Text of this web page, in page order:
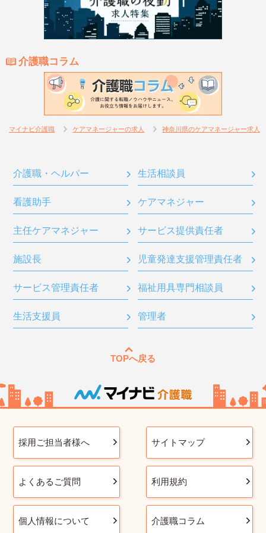
介護職コラム
マイナビ介護職 ケアマネージャーの求人 神奈川県のケアマネージャー求人
介護職・ヘルパー 生活相談員
看護助手 ケアマネジャー
主任ケアマネジャー サービス提供責任者
施設長 児童発達支援管理責任者
サービス管理責任者 福祉用具専門相談員
生活支援員 管理者
TOPへ戻る
採用ご担当者様へ サイトマップ
よくあるご質問 利用規約
個人情報について 介護職コラム